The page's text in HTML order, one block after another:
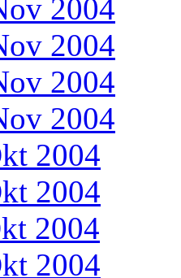
2004
2004
2004
2004
2004
2004
2004
2004